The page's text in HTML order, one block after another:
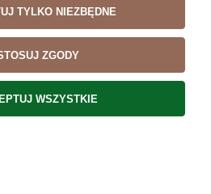
zł
DO KOSZYKA
TYLKO NIEZBĘDNE
ZGODY
WSZYSTKIE